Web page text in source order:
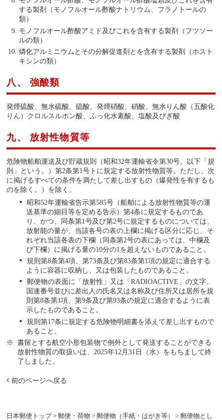
日本郵便トップ> 郵便・荷物 > 郵便物（手紙・はがき等） > 郵便物とし
する製剤（モノフルオール酢酸ナトリウム、フラノトールの
類）
モノフルオール酢酸アミド及びこれを含有する製剤（フツソー
ルの類）
燐化アルミニウムとその分解促進剤とを含有する製剤（ホスト
キシンの類）
八、 強酸類
発煙硫酸、無水硫酸、硫酸、発煙硝酸、硝酸、無水りん酸（五酸化
りん）クロルスルホン酸、ふっ化水素酸、塩酸及びぎ酸
九、 放射性物質等
危険物船舶運送及び貯蔵規則（昭和32年運輸省令第30号。以下「規
則」という。）第2条第1号トに規定する放射性物質等。ただし、次
に掲げるすべての条件を満たして差し出すもの（爆発性を有するも
のを除く。）を除く。
昭和52年運輸省告示第585号（船舶による放射性物質等の運
送基準の細目等を定める告示）第4条に規定するものであ
り、かつ、同条第1号及び第2号に規定するものについては、
放射能の量が、当該各号の表の上欄に掲げる区分に応じ、そ
れぞれ当該各表の下欄（同条第2号の表にあっては、中欄及
び下欄）に掲げる量の10分の1を超えないものであること。
規則第8条第4項、第73条及び第83条第1項の規定に適合する
ように容器に収納し、又は包装したものであること。
郵便物の表面に「放射性」又は「RADIOACTIVE」の文字、
国連番号並びに差出人の氏名又は名称及び住所又は居所を規
則第8条第1項、第9条及び第93条の規定に適合するように表
示したものであること。
規則第17条に規定する危険物明細書を添えて差し出すもので
あること。
書留とする航空小形包装物で例外として発送することができる
放射性物質の取扱いは、2025年12月31日（水）をもちまして終
了しました。
前のページへ戻る